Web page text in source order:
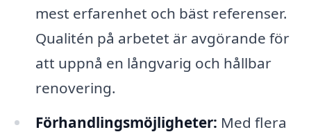
mest erfarenhet och bäst referenser.
Qualitén på arbetet är avgörande för
att uppnå en långvarig och hållbar
renovering.
Förhandlingsmöjligheter: Med flera